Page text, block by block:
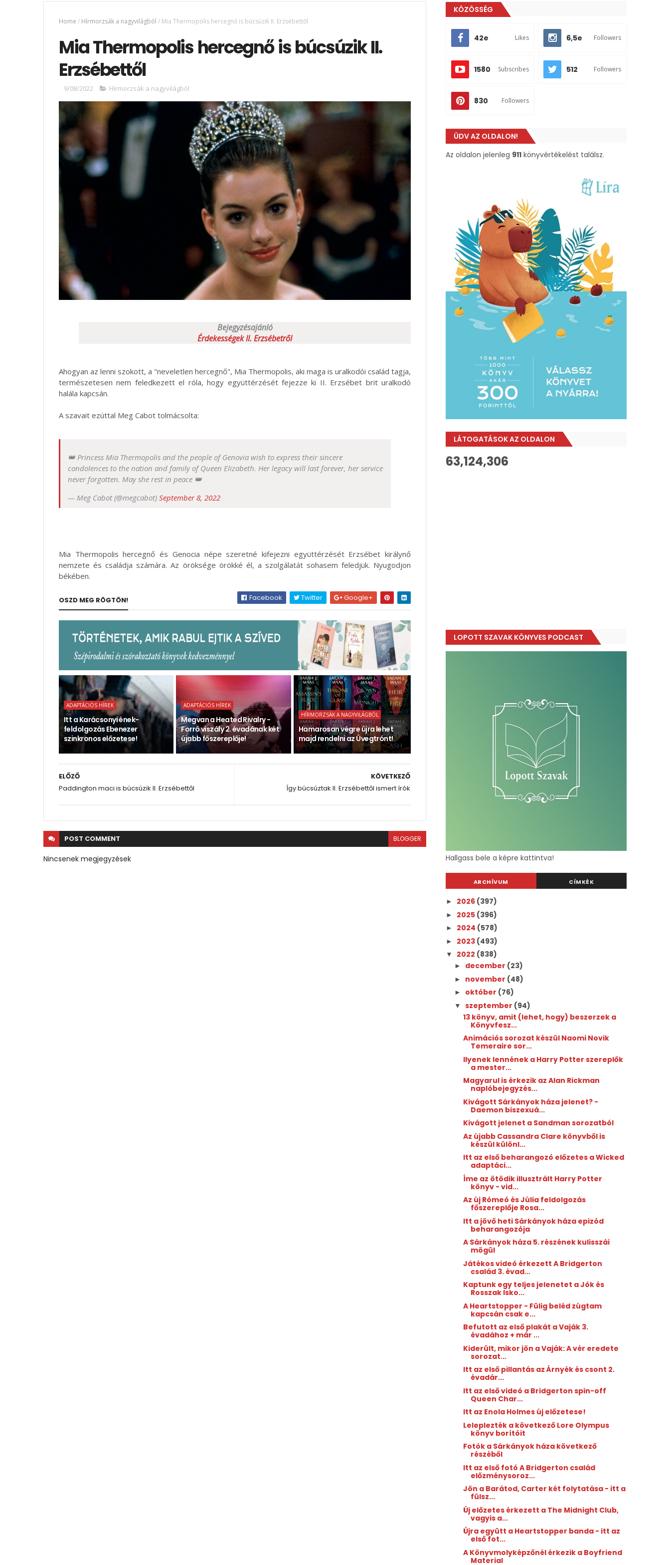
Home / Hírmorzsák a nagyvilágból / Mia Thermopolis hercegnő is búcsúzik II. Erzsébettől
Mia Thermopolis hercegnő is búcsúzik II.
Erzsébettől
9/08/2022 Hírmorzsák a nagyvilágból
Bejegyzésajánló
Érdekességek II. Erzsébetről
Ahogyan az lenni szokott, a "neveletlen hercegnő", Mia Thermopolis, aki maga is uralkodói család tagja,
természetesen nem feledkezett el róla, hogy együttérzését fejezze ki II. Erzsébet brit uralkodó
halála kapcsán.
A szavait ezúttal Meg Cabot tolmácsolta:
👑 Princess Mia Thermopolis and the people of Genovia wish to express their sincere
condolences to the nation and family of Queen Elizabeth. Her legacy will last forever, her service
never forgotten. May she rest in peace 👑
— Meg Cabot (@megcabot) September 8, 2022
Mia Thermopolis hercegnő és Genocia népe szeretné kifejezni együttérzését Erzsébet királynő
nemzete és családja számára. Az öröksége örökké él, a szolgálatát sohasem feledjük. Nyugodjon
békében.
OSZD MEG RÖGTÖN! Facebook Twitter Google+
ADAPTÁCIÓS HÍREK
Itt a Karácsonyi ének-
feldolgozás Ebenezer
szinkronos előzetese!
ADAPTÁCIÓS HÍREK
Megvan a Heated Rivalry -
Forró viszály 2. évadának két
újabb főszereplője!
HÍRMORZSÁK A NAGYVILÁGBÓL
Hamarosan végre újra lehet
majd rendelni az Üvegtrónt!
KÖVETKEZŐ
Így búcsúztak II. Erzsébettől ismert írók
ELŐZŐ
Paddington maci is búcsúzik II. Erzsébettől
POST COMMENT BLOGGER
Nincsenek megjegyzések
KÖZÖSSÉG
42e Likes 6,5e Followers
1580 Subscribes 512 Followers
830 Followers
ÜDV AZ OLDALON!
Az oldalon jelenleg 911 könyvértékelést találsz.
LÁTOGATÁSOK AZ OLDALON
63,124,306
LOPOTT SZAVAK KÖNYVES PODCAST
Hallgass bele a képre kattintva!
ARCHÍVUM CÍMKÉK
► 2026 (397)
► 2025 (396)
► 2024 (578)
► 2023 (493)
▼ 2022 (838)
► december (23)
► november (48)
► október (76)
▼szeptember (94)
13 könyv, amit (lehet, hogy) beszerzek a
Könyvfesz...
Animációs sorozat készül Naomi Novik
Temeraire sor...
Ilyenek lennének a Harry Potter szereplők
a mester...
Magyarul is érkezik az Alan Rickman
naplóbejegyzés...
Kivágott Sárkányok háza jelenet? -
Daemon biszexuá...
Kivágott jelenet a Sandman sorozatból
Az újabb Cassandra Clare könyvből is
készül különl...
Itt az első beharangozó előzetes a Wicked
adaptáci...
Íme az ötödik illusztrált Harry Potter
könyv - vid...
Az új Rómeó és Júlia feldolgozás
főszereplője Rosa...
Itt a jövő heti Sárkányok háza epizód
beharangozója
A Sárkányok háza 5. részének kulisszái
mögül
Játékos videó érkezett A Bridgerton
család 3. évad...
Kaptunk egy teljes jelenetet a Jók és
Rosszak Isko...
A Heartstopper - Fülig beléd zúgtam
kapcsán csak e...
Befutott az első plakát a Vaják 3.
évadához + már ...
Kiderült, mikor jön a Vaják: A vér eredete
sorozat...
Itt az első pillantás az Árnyék és csont 2.
évadár...
Itt az első videó a Bridgerton spin-off
Queen Char...
Itt az Enola Holmes új előzetese!
Leleplezték a következő Lore Olympus
könyv borítóit
Fotók a Sárkányok háza következő
részéből
Itt az első fotó A Bridgerton család
előzménysoroz...
Jön a Barátod, Carter két folytatása - itt a
fülsz...
Új előzetes érkezett a The Midnight Club,
vagyis a...
Újra együtt a Heartstopper banda - itt az
első fot...
A Könyvmolyképzőnél érkezik a Boyfriend
Material